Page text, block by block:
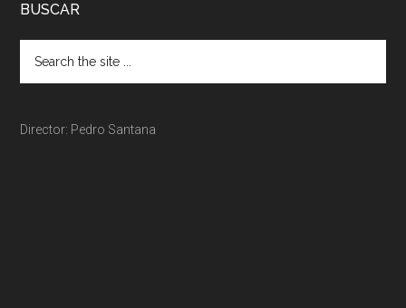
BUSCAR
Director: Pedro Santana